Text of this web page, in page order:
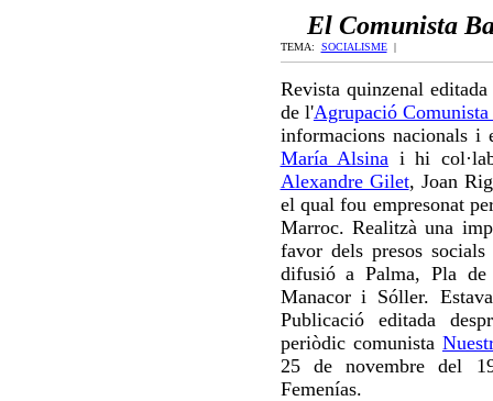
El Comunista
TEMA: SOCIALISME |
Revista quinzenal
de l'Agrupació Comunista
informacions nacionals i
María Alsina i hi
Alexandre Gilet, Joan
el qual fou empresonat
Marroc. Realitzà una
favor dels presos
difusió a Palma, Pla
Manacor i Sóller.
Publicació editada
periòdic comunista
25 de novembre del
Femenías.